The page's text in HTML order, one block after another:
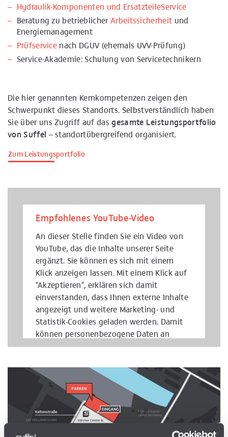
Hydraulik-Komponenten und ErsatzteileService
Beratung zu betrieblicher Arbeitssicherheit und
Energiemanagement
Prüfservice nach DGUV (ehemals UVV-Prüfung)
Service-Akademie: Schulung von Servicetechnikern
Die hier genannten Kernkompetenzen zeigen den
Schwerpunkt dieses Standorts. Selbstverständlich haben
Sie über uns Zugriff auf dasgesamte Leistungsportfolio
von Suffel – standortübergreifend organisiert.
Zum Leistungsportfolio
Empfohlenes YouTube-Video
An dieser Stelle finden Sie ein Video von
YouTube, das die Inhalte unserer Seite
ergänzt. Sie können es sich mit einem
Klick anzeigen lassen. Mit einem Klick auf
"Akzeptieren", erklären sich damit
einverstanden, dass Ihnen externe Inhalte
angezeigt und weitere Marketing- und
Statistik-Cookies geladen werden. Damit
können personenbezogene Daten an
Drittplattformen übermittelt werden.
unsererDatenschutzerklärung.
Akzeptieren